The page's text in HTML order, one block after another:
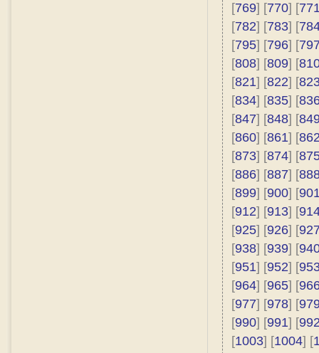
[769] [770] [
[782] [783] [
[795] [796] [
[808] [809] [
[821] [822] [
[834] [835] [
[847] [848] [
[860] [861] [
[873] [874] [
[886] [887] [
[899] [900] [
[912] [913] [
[925] [926] [
[938] [939] [
[951] [952] [
[964] [965] [
[977] [978] [
[990] [991] [
[1003] [1004] [